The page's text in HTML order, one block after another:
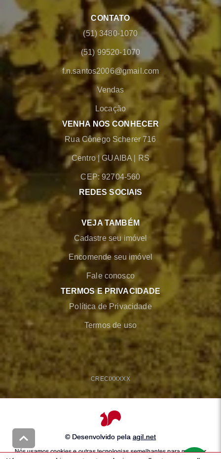
CONTATO
(51) 3480-1070
(51) 99520-1070
f.n.santos2006@gmail.com
Vendas
Locação
VENHA NOS CONHECER
Rua Cônego Scherer 716
Centro |GUAIBA RS
CEP: 92704-560
REDES SOCIAIS
VEJA TAMBÉM
Cadastre seu imóvel
Encomende seu imóvel
Fale conosco
TERMOS E PRIVACIDADE
Política de Privacidade
Termos de uso
CRECIXXXXX
© Desenvolvido pela agil.net
Nós usamos cookies e outras tecnologias semelhantes para melhorar